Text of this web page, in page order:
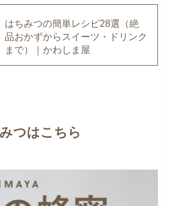
はちみつの簡単レシピ28選（絶
品おかずからスイーツ・ドリンク
まで）｜かわしま屋
つはこちら